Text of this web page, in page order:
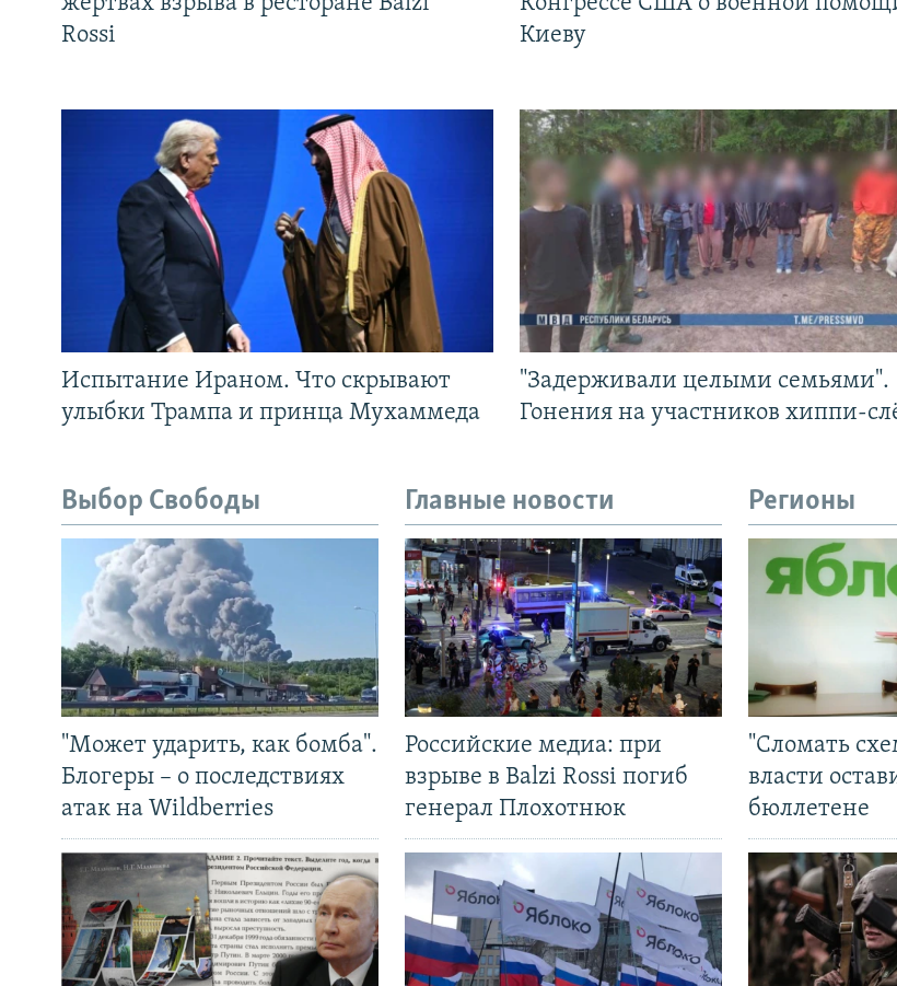
Rossi
Киеву
Испытание Ираном. Что скрывают
улыбки Трампа и принца Мухаммеда
"Задерживали целыми семьями".
Гонения на участников хиппи-
Выбор Свободы
"Может ударить, как бомба".
Блогеры – о последствиях
атак на Wildberries
Главные новости
Российские медиа: при
взрыве в Balzi Rossi погиб
генерал Плохотнюк
Регионы
"Сломать
власти
бюллетене